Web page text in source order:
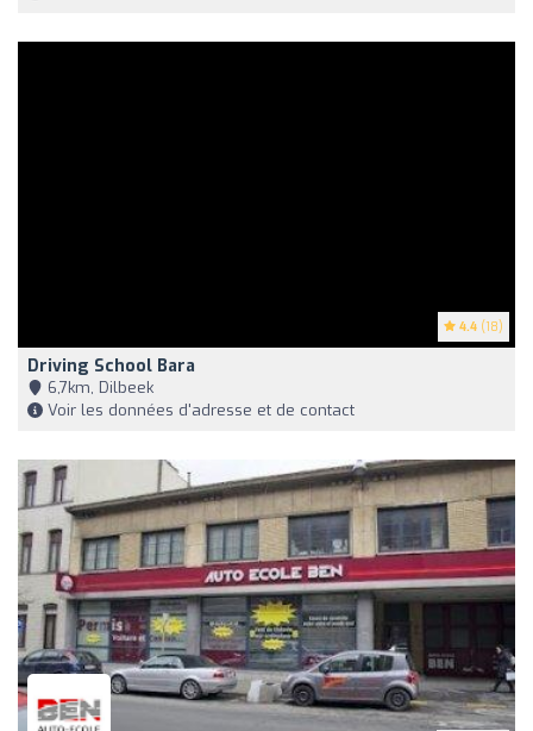
4.4 (18)
Driving School Bara
6,7km, Dilbeek
Voir les données d'adresse et de contact